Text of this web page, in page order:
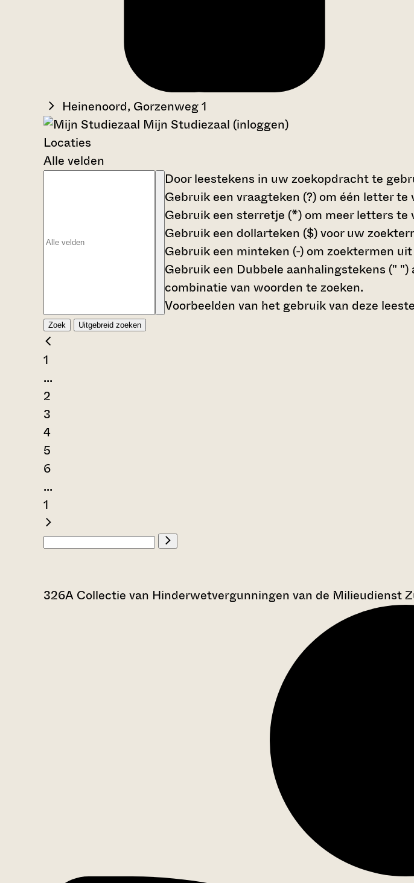
Heinenoord, Gorzenweg 1
Mijn Studiezaal (inloggen)
Locaties
Alle velden
Door leestekens in uw zoekopdracht te
Gebruik een vraagteken (?) om één letter te
Gebruik een sterretje (*) om meer letters te
Gebruik een dollarteken ($)voor uw
Gebruik een minteken (-) om zoektermen
Gebruik een Dubbele aanhalingstekens (" ")
combinatie van woorden te zoeken.
Voorbeelden van het gebruik van deze
Zoek Uitgebreid zoeken
1
...
2
3
4
5
6
...
1
326A Collectie van Hinderwetvergunningen van de Milieudienst